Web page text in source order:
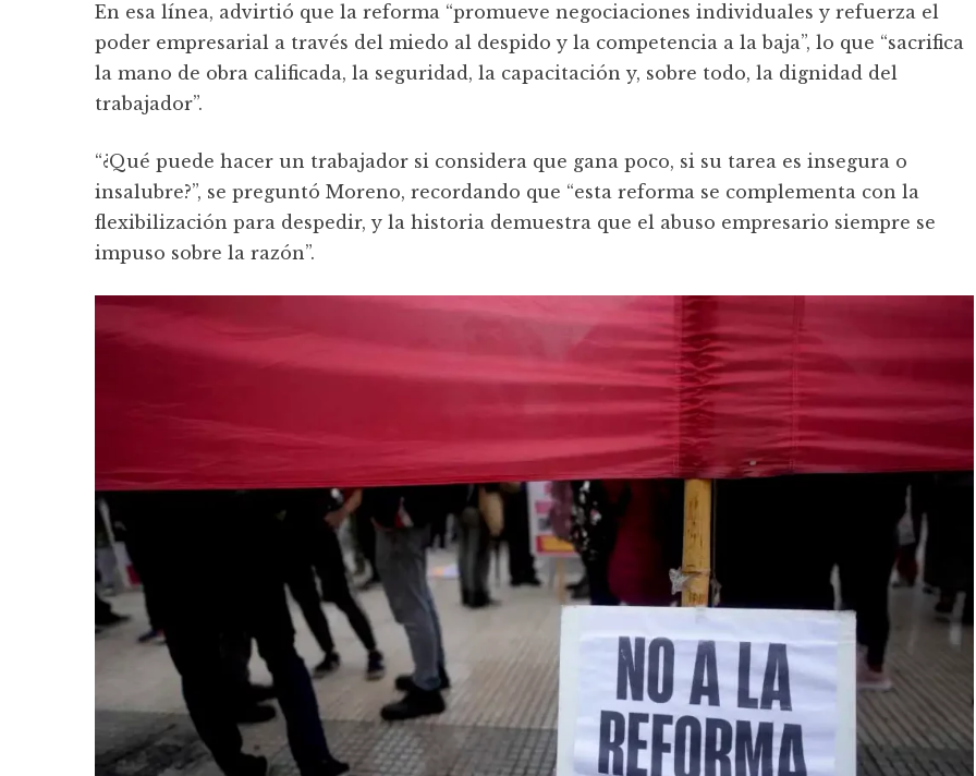
En esa línea, advirtió que la reforma “promueve negociaciones individuales y refuerza el
poder empresarial a través del miedo al despido y la competencia a la baja”, lo que “sacrifica
la mano de obra calificada, la seguridad, la capacitación y, sobre todo, la dignidad del
trabajador”.
“¿Qué puede hacer un trabajador si considera que gana poco, si su tarea es insegura o
insalubre?”, se preguntó Moreno, recordando que “esta reforma se complementa con la
flexibilización para despedir, y la historia demuestra que el abuso empresario siempre se
impuso sobre la razón”.